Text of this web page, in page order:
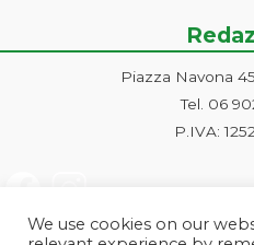
Piazza Navona
Tel. 06
P.IVA:
We use cookies on our